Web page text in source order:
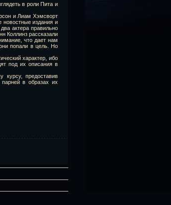
в роли Пита и
и Лиам Хэмсворт
новостные издания и
актера правильно
Коллинз рассказали
что дает нам
попали в цель. Но
характер, ибо
под их описания в
курсу, предоставив
в образах их